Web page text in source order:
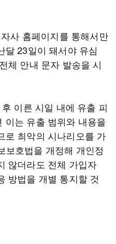
사 홈페이지를 통해서만
달 23일이 돼서야 유심
체 안내 문자 발송을 시
이른 시일 내에 유출 피
이는 유출 범위와 내용을
로 최악의 시나리오를 가
보호법을 개정해 개인정
않더라도 전체 가입자
방법을 개별 통지할 것